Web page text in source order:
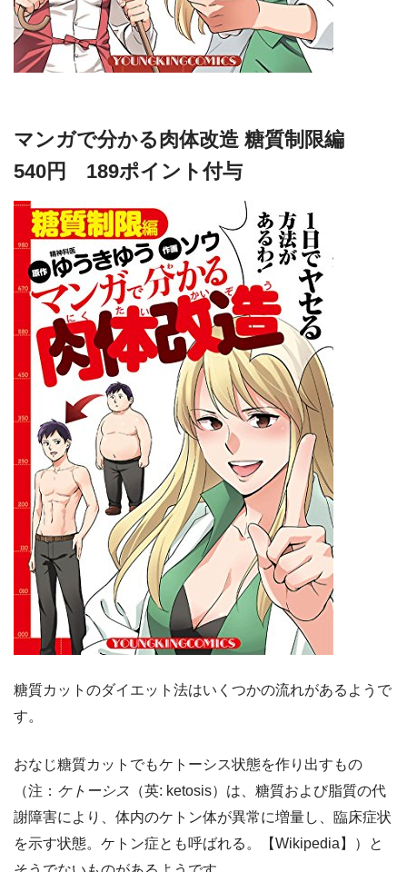
マンガで分かる肉体改造 糖質制限編
540円 189ポイント付与
糖質カットのダイエット法はいくつかの流れがあるようで
す。
おなじ糖質カットでもケトーシス状態を作り出すもの
（注： ケトーシス （英: ketosis）は、糖質および脂質の代
謝障害により、体内のケトン体が異常に増量し、臨床症状
を示す状態。ケトン症とも呼ばれる。【Wikipedia】）と